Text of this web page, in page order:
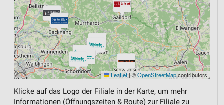
Leaflet|©OpenStreetMapcontributors
Klicke auf das Logo der Filiale in der Karte, um mehr
Informationen (Öffnungszeiten & Route) zur Filiale zu